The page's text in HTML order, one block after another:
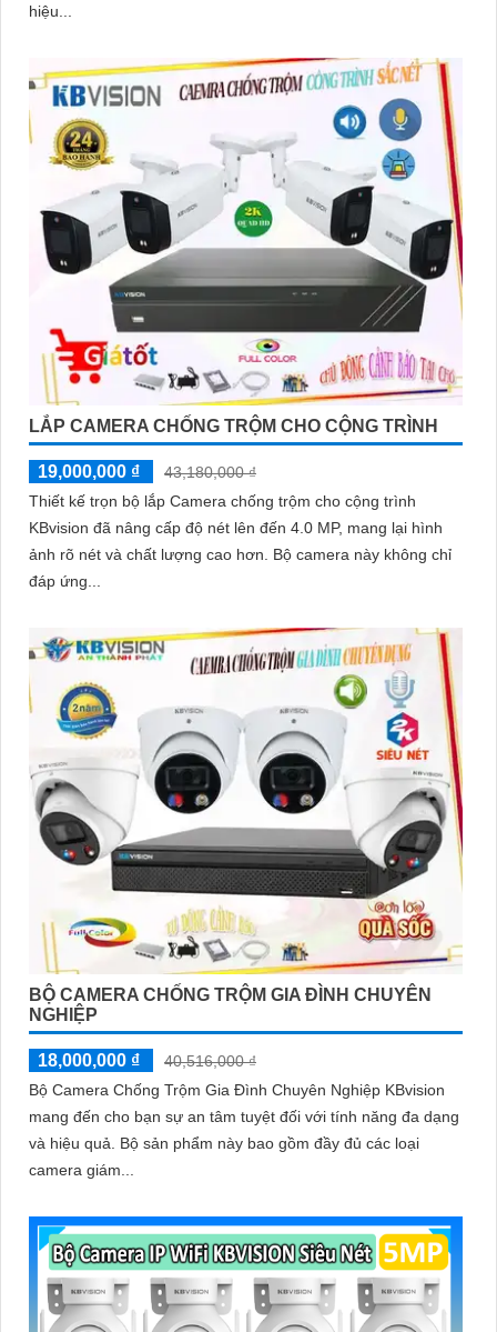
hiệu...
LẮP CAMERA CHỐNG TRỘM CHO CỘNG TRÌNH
19,000,000 ₫
43,180,000 ₫
Thiết kế trọn bộ lắp Camera chống trộm cho cộng trình
KBvision đã nâng cấp độ nét lên đến 4.0 MP, mang lại hình
ảnh rõ nét và chất lượng cao hơn. Bộ camera này không chỉ
đáp ứng...
BỘ CAMERA CHỐNG TRỘM GIA ĐÌNH CHUYÊN
NGHIỆP
18,000,000 ₫
40,516,000 ₫
Bộ Camera Chống Trộm Gia Đình Chuyên Nghiệp KBvision
mang đến cho bạn sự an tâm tuyệt đối với tính năng đa dạng
và hiệu quả. Bộ sản phẩm này bao gồm đầy đủ các loại
camera giám...